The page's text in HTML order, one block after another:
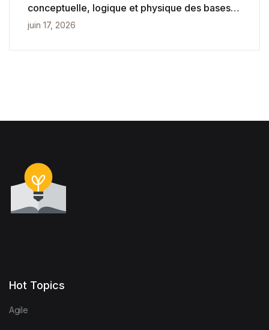
conceptuelle, logique et physique des bases
de données
juin 17, 2026
Hot Topics
Agile